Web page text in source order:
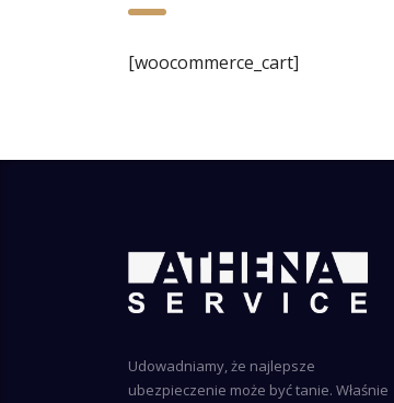
[woocommerce_cart]
Udowadniamy, że najlepsze
ubezpieczenie może być tanie. Właśnie